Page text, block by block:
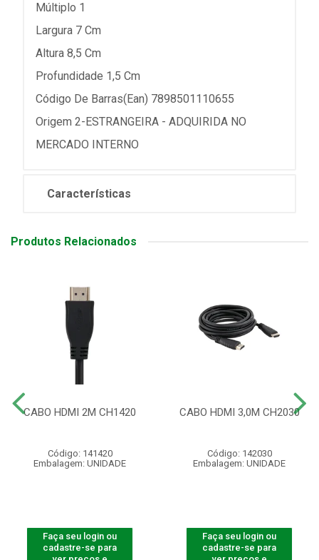
Múltiplo 1
Largura 7 Cm
Altura 8,5 Cm
Profundidade 1,5 Cm
Código De Barras(Ean) 7898501110655
Origem 2-ESTRANGEIRA - ADQUIRIDA NO
MERCADO INTERNO
Características
Produtos Relacionados
CABO HDMI 2M CH1420
Código: 141420
Embalagem: UNIDADE
Faça seu login ou
cadastre-se para
CABO HDMI 3,0M CH2030
Código: 142030
Embalagem: UNIDADE
Faça seu login ou
cadastre-se para